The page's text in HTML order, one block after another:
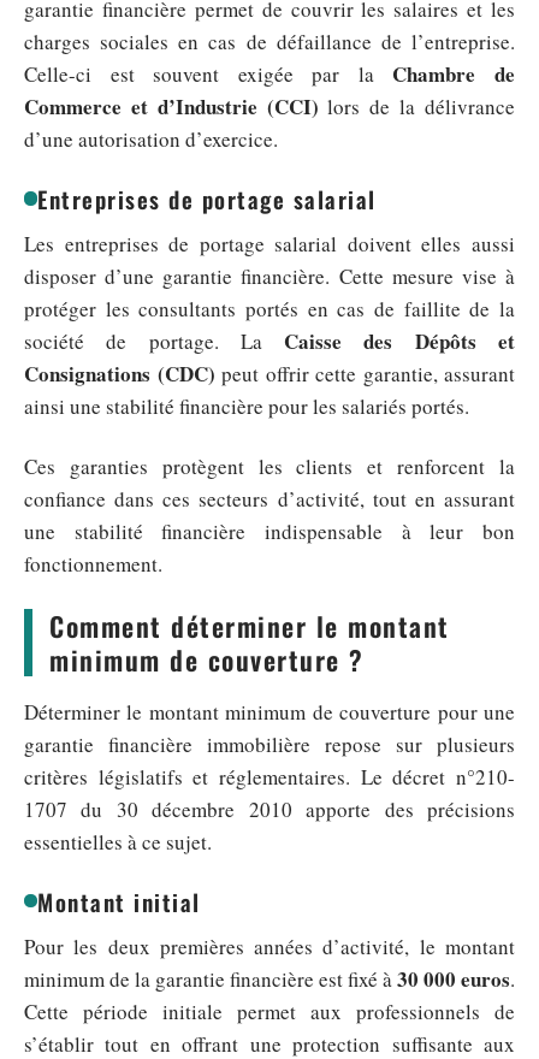
garantie financière permet de couvrir les salaires et les
charges sociales en cas de défaillance de l’entreprise.
Celle-ci est souvent exigée par la Chambre de
Commerce et d’Industrie (CCI) lors de la délivrance
d’une autorisation d’exercice.
Entreprises de portage salarial
Les entreprises de portage salarial doivent elles aussi
disposer d’une garantie financière. Cette mesure vise à
protéger les consultants portés en cas de faillite de la
société de portage. La Caisse des Dépôts et
Consignations (CDC) peut offrir cette garantie, assurant
ainsi une stabilité financière pour les salariés portés.
Ces garanties protègent les clients et renforcent la
confiance dans ces secteurs d’activité, tout en assurant
une stabilité financière indispensable à leur bon
fonctionnement.
Comment déterminer le montant
minimum de couverture ?
Déterminer le montant minimum de couverture pour une
garantie financière immobilière repose sur plusieurs
critères législatifs et réglementaires. Le décret n°210-
1707 du 30 décembre 2010 apporte des précisions
essentielles à ce sujet.
Montant initial
Pour les deux premières années d’activité, le montant
minimum de la garantie financière est fixé à 30 000 euros.
Cette période initiale permet aux professionnels de
s’établir tout en offrant une protection suffisante aux